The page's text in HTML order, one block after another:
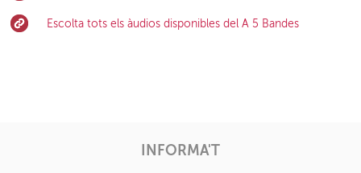
Escolta tots els àudios disponibles del A 5 Bandes
INFORMA'T